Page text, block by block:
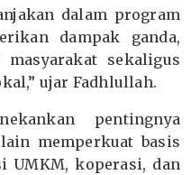
dalam program
dampak ganda,
sekaligus
ujar Fadhlullah.
pentingnya
memperkuat basis
UMKM, koperasi, dan